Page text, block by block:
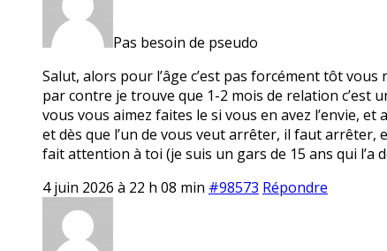
Pas besoin de pseudo
Salut, alors pour l’âge c’est pas forcément tôt vous
par contre je trouve que 1-2 mois de relation c’est
vous vous aimez faites le si vous en avez l’envie,
et dès que l’un de vous veut arrêter, il faut
fait attention à toi (je suis un gars de 15 ans qui l’a
4 juin 2026 à 22 h 08 min #98573 Répondre